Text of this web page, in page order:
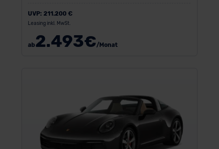
UVP: 211.200 €
Leasing inkl. MwSt.
ab2.493€/Monat